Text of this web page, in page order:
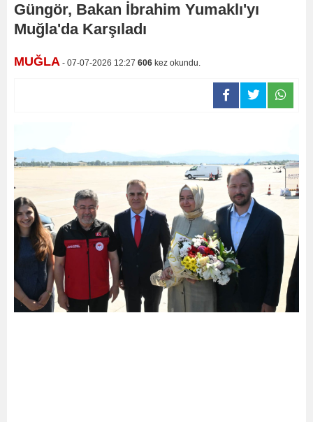
Güngör, Bakan İbrahim Yumaklı'yı
Muğla'da Karşıladı
MUĞLA - 07-07-2026 12:27 606 kez okundu.